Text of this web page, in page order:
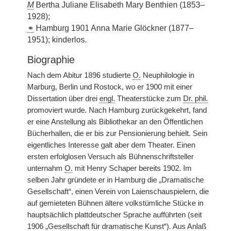
MBertha Juliane Elisabeth Mary Benthien (1853–
1928);
⚭ Hamburg 1901 Anna Marie Glöckner (1877–
1951); kinderlos.
Biographie
Nach dem Abitur 1896 studierte O. Neuphilologie in
Marburg, Berlin und Rostock, wo er 1900 mit einer
Dissertation über drei engl. Theaterstücke zum Dr. phil.
promoviert wurde. Nach Hamburg zurückgekehrt, fand
er eine Anstellung als Bibliothekar an den Öffentlichen
Bücherhallen, die er bis zur Pensionierung behielt. Sein
eigentliches Interesse galt aber dem Theater. Einen
ersten erfolglosen Versuch als Bühnenschriftsteller
unternahm O. mit Henry Schaper bereits 1902. Im
selben Jahr gründete er in Hamburg die „Dramatische
Gesellschaft“, einen Verein von Laienschauspielern, die
auf gemieteten Bühnen ältere volkstümliche Stücke in
hauptsächlich plattdeutscher Sprache aufführten (seit
1906 „Gesellschaft für dramatische Kunst“). Aus Anlaß